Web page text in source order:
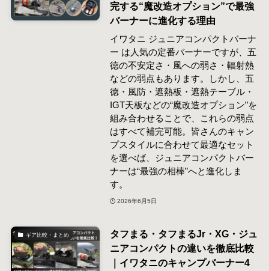
完する“魔改造オプション”で最強
バーナーに進化する理由
イワタニ ジュニアコンパクトバーナ
ー は人気の定番バーナーですが、五
徳の不安定さ・風への弱さ・輻射熱
などの弱点もあります。しかし、五
徳・風防・遮熱板・遮熱テーブル・
IGT天板などの“魔改造オプション”を
組み合わせることで、これらの弱点
はすべて補完可能。皆さんのキャン
プスタイルに合わせて最適なセット
を選べば、ジュニアコンパクトバー
ナーは“最強の相棒”へと進化しま
す。
2026年6月5日
ギア比較・まとめ
タフまる・タフまるJr・XG・ジュ
ニアコンパクトの違いを徹底比較
｜イワタニのキャンプバーナー4